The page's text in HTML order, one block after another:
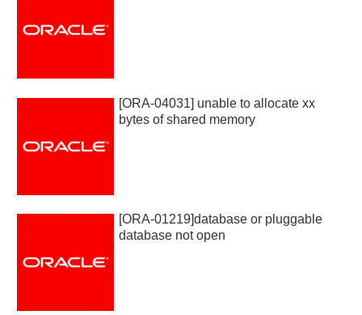
[ORA-04031] unable to allocate xx
bytes of shared memory
[ORA-01219]database or pluggable
database not open